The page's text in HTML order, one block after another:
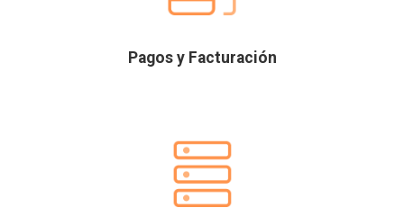
Pagos y Facturación